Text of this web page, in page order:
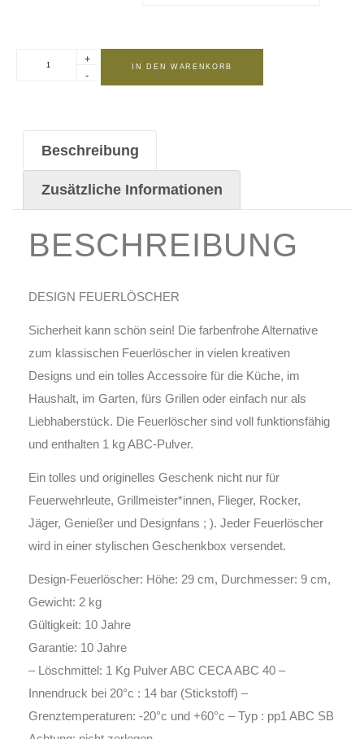
+
-
IN DEN WARENKORB
Beschreibung
Zusätzliche Informationen
BESCHREIBUNG
DESIGN FEUERLÖSCHER
Sicherheit kann schön sein! Die farbenfrohe Alternative
zum klassischen Feuerlöscher in vielen kreativen
Designs und ein tolles Accessoire für die Küche, im
Haushalt, im Garten, fürs Grillen oder einfach nur als
Liebhaberstück. Die Feuerlöscher sind voll funktionsfähig
und enthalten 1 kg ABC-Pulver.
Ein tolles und originelles Geschenk nicht nur für
Feuerwehrleute, Grillmeister*innen, Flieger, Rocker,
Jäger, Genießer und Designfans ; ). Jeder Feuerlöscher
wird in einer stylischen Geschenkbox versendet.
Design-Feuerlöscher: Höhe: 29 cm, Durchmesser: 9 cm,
Gewicht: 2 kg
Gültigkeit: 10 Jahre
Garantie: 10 Jahre
– Löschmittel: 1 Kg Pulver ABC CECA ABC 40 –
Innendruck bei 20°c : 14 bar (Stickstoff) –
Grenztemperaturen: -20°c und +60°c – Typ : pp1 ABC SB